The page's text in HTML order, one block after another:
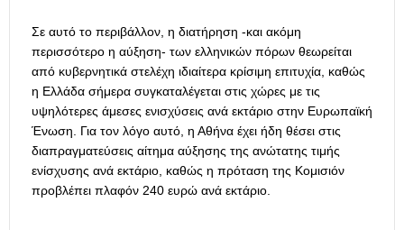
Σε αυτό το περιβάλλον, η διατήρηση -και ακόμη
περισσότερο η αύξηση- των ελληνικών πόρων θεωρείται
από κυβερνητικά στελέχη ιδιαίτερα κρίσιμη επιτυχία, καθώς
η Ελλάδα σήμερα συγκαταλέγεται στις χώρες με τις
υψηλότερες άμεσες ενισχύσεις ανά εκτάριο στην Ευρωπαϊκή
Ένωση. Για τον λόγο αυτό, η Αθήνα έχει ήδη θέσει στις
διαπραγματεύσεις αίτημα αύξησης της ανώτατης τιμής
ενίσχυσης ανά εκτάριο, καθώς η πρόταση της Κομισιόν
προβλέπει πλαφόν 240 ευρώ ανά εκτάριο.